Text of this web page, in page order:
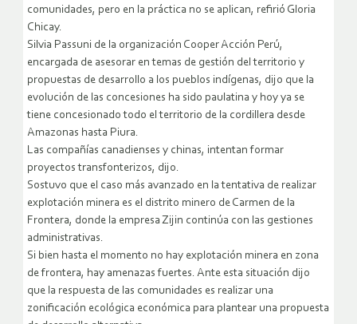
comunidades, pero en la práctica no se aplican, refirió Gloria
Chicay.
Silvia Passuni de la organización Cooper Acción Perú,
encargada de asesorar en temas de gestión del territorio y
propuestas de desarrollo a los pueblos indígenas, dijo que la
evolución de las concesiones ha sido paulatina y hoy ya se
tiene concesionado todo el territorio de la cordillera desde
Amazonas hasta Piura.
Las compañías canadienses y chinas, intentan formar
proyectos transfonterizos, dijo.
Sostuvo que el caso más avanzado en la tentativa de realizar
explotación minera es el distrito minero de Carmen de la
Frontera, donde la empresa Zijin continúa con las gestiones
administrativas.
Si bien hasta el momento no hay explotación minera en zona
de frontera, hay amenazas fuertes. Ante esta situación dijo
que la respuesta de las comunidades es realizar una
zonificación ecológica económica para plantear una propuesta